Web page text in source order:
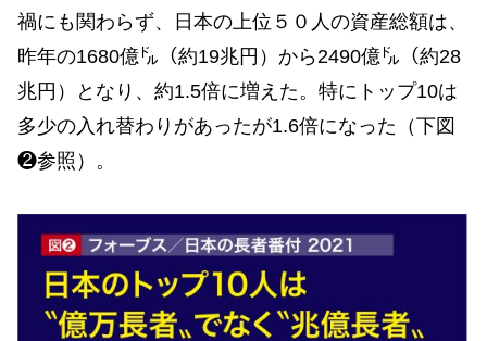
禍にも関わらず、日本の上位５０人の資産総額は、
昨年の1680億㌦（約19兆円）から2490億㌦（約28
兆円）となり、約1.5倍に増えた。特にトップ10は
多少の入れ替わりがあったが1.6倍になった（下図
❷参照）。